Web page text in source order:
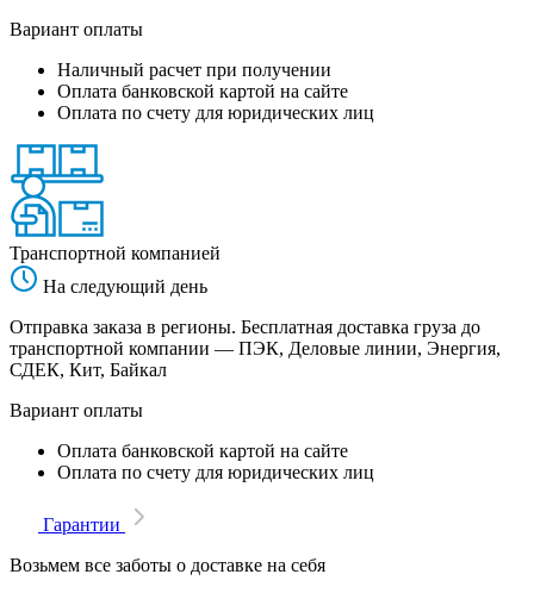
Вариант оплаты
Наличный расчет при получении
Оплата банковской картой на сайте
Оплата по счету для юридических лиц
Транспортной компанией
На следующий день
Отправка заказа в регионы. Бесплатная доставка груза до
транспортной компании — ПЭК, Деловые линии, Энергия,
СДЕК, Кит, Байкал
Вариант оплаты
Оплата банковской картой на сайте
Оплата по счету для юридических лиц
Гарантии
Возьмем все заботы о доставке на себя